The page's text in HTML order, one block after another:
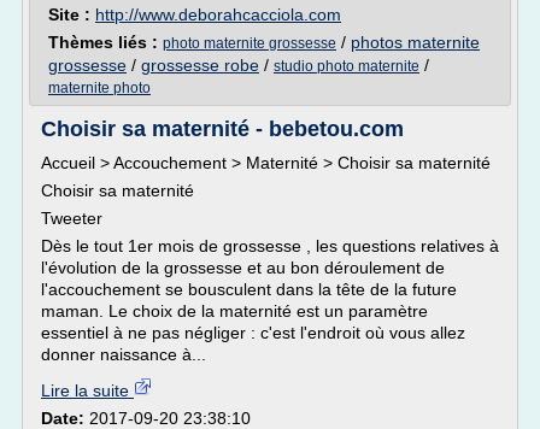
Site : http://www.deborahcacciola.com
Thèmes liés : photo maternite grossesse / photos maternite
grossesse / grossesse robe / studio photo maternite /
maternite photo
Choisir sa maternité - bebetou.com
Accueil > Accouchement > Maternité > Choisir sa maternité
Choisir sa maternité
Tweeter
Dès le tout 1er mois de grossesse , les questions relatives à
l'évolution de la grossesse et au bon déroulement de
l'accouchement se bousculent dans la tête de la future
maman. Le choix de la maternité est un paramètre
essentiel à ne pas négliger : c'est l'endroit où vous allez
donner naissance à...
Lire la suite
Date: 2017-09-20 23:38:10